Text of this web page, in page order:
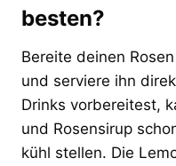
besten?
Bereite deinen
und serviere ihn
Drinks vorbereitest,
und Rosensirup
kühl stellen. Die